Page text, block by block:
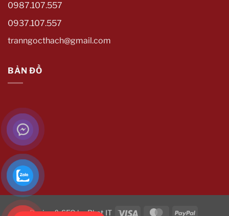
0987.107.557
0937.107.557
tranngocthach@gmail.com
BẢN ĐỒ
Design & SEO byPhat IT Visa MasterCardPayPal